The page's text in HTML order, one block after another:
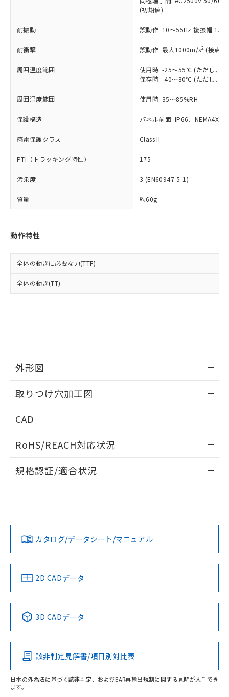
(初期値)
耐振動 誤動作: 10～55Hz 複振幅
耐衝撃 誤動作: 最大1000m/s2 (接点
周囲温度範囲
使用時: -25～55℃ (ただし、氷
保存時: -40～80℃ (ただし、氷
周囲湿度範囲 使用時: 35～85%RH
保護構造 パネル前面: IP66、NEMA4X,
感電保護クラス Class II
PTI（トラッキング特性） 175
汚染度 3 (EN60947-5-1)
質量 約60g
動作特性
全体の動きに必要な力(TTF)
全体の動き(TT)
外形図
取りつけ穴加工図
CAD
ドすることができます。
ログイン/会員登録
ダウンロードデータをご利用いただく前に、以下を必ずお読
みください。
ソフトウェアの使用条件
RoHS/REACH対応状況
EU RoHS 注意事項・凡例
対応済み
中国 RoHS 注意事項・凡例
Pb Hg Cd Cr(VI)
O
規格認証/適合状況
カタログ/データシート/マニュアル
2D CADデータ
3D CADデータ
該非判定見解書/項目別対比表
日本の外為法に基づく該非判定、およびEAR再輸出規制に関する見解が入手でき
ます。
在庫状況および標準価格照会結果は、
記載している更新日時点での社内デー
タに基づき作成されるものであり、閲
覧された時点での実際の在庫および標
準価格とは異なる場合があることをご
正式な納期状況および標準価格はお客
様のお取引先、またはお客様担当のオ
ムロン制御機器販売店・当社販売員に
オムロン制御機器販売店や当社販売拠
販売ネットワーク
」をご確認
在庫状況および標準価格結果を当社の
事前の承諾なく第三者に漏洩または開
示しないようお願いします。
マイパーツ機能（部品リスト作成サー
ビス）をご利用いただくには、I-Web
メンバーズにご登録されている必要が
あります。
品・サービスに関するお客様との取
引・商談に必要な範囲で利用すること
※当社の共同利用者とは、
の共同利用に関して"
の「1.共同利
鉛(Pb) 1000ppm以下、 水銀(Hg) 1000ppm以下、 カド
類(PBB) 1000ppm以下、ポリ臭化ジフェニルエーテル類
(PBDE) 1000ppm以下、フタル酸ビス(2-エチルヘキシ
ル) (DEHP)(別名：DOP) 1000ppm以下、フタル酸ブチ
ルベンジル（BBP） 1000ppm以下、フタル酸ジブチル
（DBP） 1000ppm以下、フタル酸ジイソブチル
但し、RoHS指令で産業用監視および制御機器に対する
図的な使用がないことを確認しています。
部品在庫の切り替え状況などにより、予定
月が前後することがあります。
とができます。
EU RoHS指令（10物質）の非含有証明書
51物質の非含有証明書（当社基準）
荷製品に未対応品が混在することから備考
欄に対応日を記載しておりました。
既に当社にて対応品への在庫切替を完了
していることから、特段のことがない限
り、2022年1月12日より割愛しておりま
*中国RoHS10物質の基準値 (GB/T26572)：
Pb(鉛) :1000ppm、 Hg(水銀) : 1000ppm、 Cd(カドミウ
Cr(Ⅵ)(六価クロム) : 1000ppm、 PBBs(ポリ臭化ビフェ
ニル類) : 1000ppm、 PBDEs(ポリ臭化ジフェニルエーテ
ル類) : 1000ppm、
DBP(フタル酸ジブチル) : 1000ppm、 DIBP(フタル酸ジ
イソブチル) : 1000ppm、 BBP(フタル酸ブチルベンジ
DEHP(フタル酸ビス(2-エチルヘキシル)) : 1000ppm
「ｅ」：有害物質（10物質）のすべてが基
準値以下であることを示します。
「10」：通常の使用状況下において有害物
質が外部に漏えいし、環境に深刻な影響を
及ぼさない年数を意味します。
「－」：未確認です。当社販売部門へお問
（以下｢規制貨物等」という）を輸出
または国外への提供する場合は、日本
国政府の輸出許可(または役務取引許
可)を取得するなどの必要な手続きを
当社は規制貨物を破棄する場合は、完
全に破砕するなど、違法に輸出されな
いよう必要な手段を講じます。
当社は貴社製品を、核兵器、ミサイ
ル、化学兵器、生物兵器またはその他
武器並びにこれらの製造装置等に一切
当社は、貴社製品を第三者に販売する
場合は、上記1、2および3の内容を当
該第三者に通知します。また当社は、
販売先および販売に係わる関係者が違
法に輸出するおそれがある場合は、取
り引きをいたしません。
合意する
一定数以上の在庫あり
一定数には満たないが在庫あり
在庫なし(最新の在庫状況につ
いては、お客様のお取引先、ま
たはお客様担当のオムロン制御
機器販売店・当社販売員にご確
認ください)
受注生産機種、また在庫状況の
情報を公開していない機種